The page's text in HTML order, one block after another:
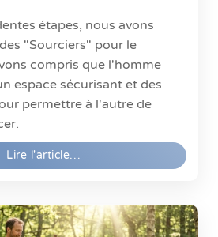
étapes, nous avons
"Sourciers" pour le
compris que l'homme
espace sécurisant et des
permettre à l'autre de
Lire l'article…